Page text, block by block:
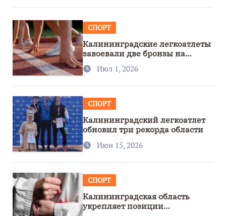
СПОРТ
Калининградские легкоатлеты
завоевали две бронзы на
первенстве России
Июл 1, 2026
СПОРТ
Калининградский легкоатлет
обновил три рекорда области
Июн 15, 2026
СПОРТ
Калининградская область
укрепляет позиции